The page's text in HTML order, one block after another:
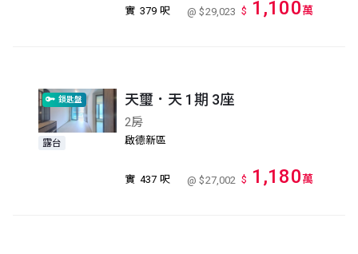
實 379 呎 @ $29,023 $ 1,100萬
鎖匙盤
露台
天璽．天 1期 3座
2房
啟德新區
實 437 呎 @ $27,002 $ 1,180萬